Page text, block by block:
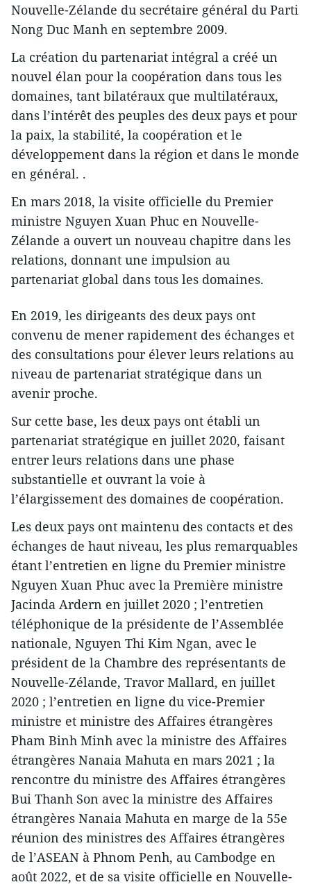
Nouvelle-Zélande du secrétaire général du Parti
Nong Duc Manh en septembre 2009.
La création du partenariat intégral a créé un
nouvel élan pour la coopération dans tous les
domaines, tant bilatéraux que multilatéraux,
dans l’intérêt des peuples des deux pays et pour
la paix, la stabilité, la coopération et le
développement dans la région et dans le monde
en général. .
En mars 2018, la visite officielle du Premier
ministre Nguyen Xuan Phuc en Nouvelle-
Zélande a ouvert un nouveau chapitre dans les
relations, donnant une impulsion au
partenariat global dans tous les domaines.
En 2019, les dirigeants des deux pays ont
convenu de mener rapidement des échanges et
des consultations pour élever leurs relations au
niveau de partenariat stratégique dans un
avenir proche.
Sur cette base, les deux pays ont établi un
partenariat stratégique en juillet 2020, faisant
entrer leurs relations dans une phase
substantielle et ouvrant la voie à
l’élargissement des domaines de coopération.
Les deux pays ont maintenu des contacts et des
échanges de haut niveau, les plus remarquables
étant l’entretien en ligne du Premier ministre
Nguyen Xuan Phuc avec la Première ministre
Jacinda Ardern en juillet 2020 ; l’entretien
téléphonique de la présidente de l’Assemblée
nationale, Nguyen Thi Kim Ngan, avec le
président de la Chambre des représentants de
Nouvelle-Zélande, Travor Mallard, en juillet
2020 ; l’entretien en ligne du vice-Premier
ministre et ministre des Affaires étrangères
Pham Binh Minh avec la ministre des Affaires
étrangères Nanaia Mahuta en mars 2021 ; la
rencontre du ministre des Affaires étrangères
Bui Thanh Son avec la ministre des Affaires
étrangères Nanaia Mahuta en marge de la 55e
réunion des ministres des Affaires étrangères
de l’ASEAN à Phnom Penh, au Cambodge en
août 2022, et de sa visite officielle en Nouvelle-